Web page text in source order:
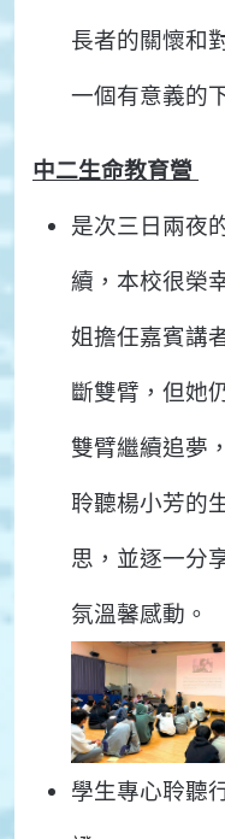
長者的關懷和
一個有意義的
中二生命教育營
是次三日兩夜
續，本校很榮
姐擔任嘉賓講
斷雙臂，但她
雙臂繼續追夢
聆聽楊小芳的
思，並逐一分
氛溫馨感動。
學生專心聆聽